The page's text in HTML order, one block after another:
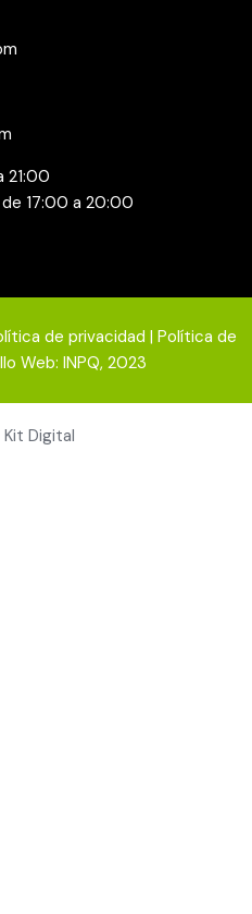
21:00
17:00 a 20:00
de privacidad | Política de
Web: INPQ, 2023